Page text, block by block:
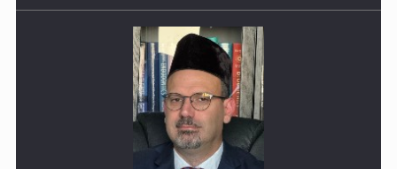
معرض القرآن الكريم لمدة ثلاثين يوما في مكتبة مدينة
ريهيماكي في فنلند